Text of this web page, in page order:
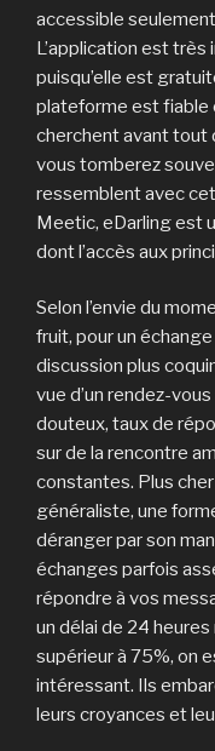
accessible
L’application est
puisqu’elle est
plateforme est fiable
cherchent avant tout
vous tomberez
ressemblent avec
Meetic, eDarling est
dont l’accès aux
Selon l’envie du
fruit, pour un
discussion plus
vue d’un rendez-
douteux, taux de
sur de la rencontre
constantes. Plus
généraliste, une
déranger par son
échanges parfois
répondre à vos
un délai de 24
supérieur à 75%, on
intéressant. Ils
leurs croyances et